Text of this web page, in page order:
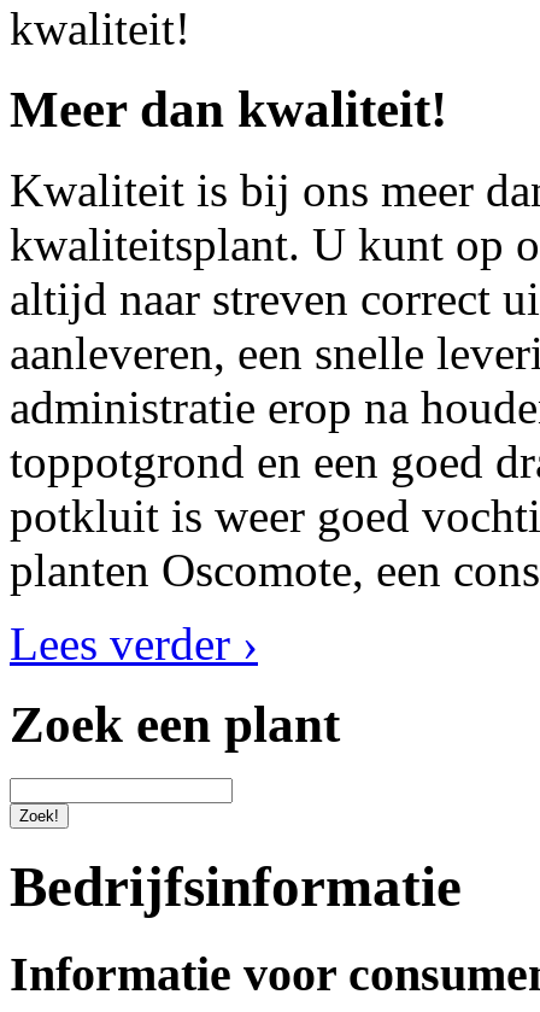
Meer dan kwaliteit!
Kwaliteit is bij ons meer
kwaliteitsplant. U kunt op
altijd naar streven correct
aanleveren, een snelle
administratie erop na
toppotgrond en een goed
potkluit is weer goed
planten Oscomote, een
Lees verder ›
Zoek een plant
Bedrijfsinformatie
Informatie voor